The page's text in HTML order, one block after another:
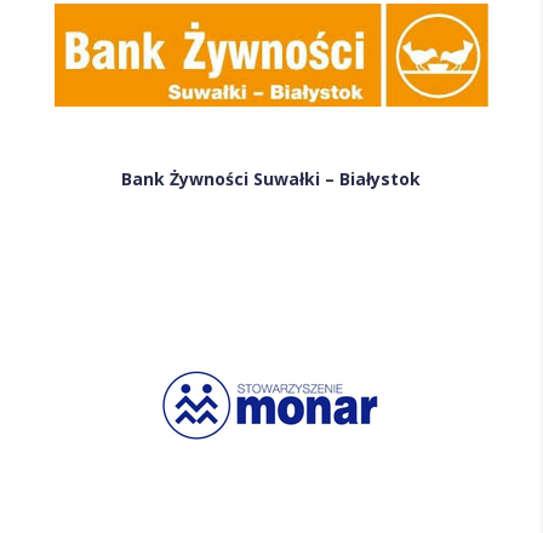
Bank Żywności Suwałki – Białystok